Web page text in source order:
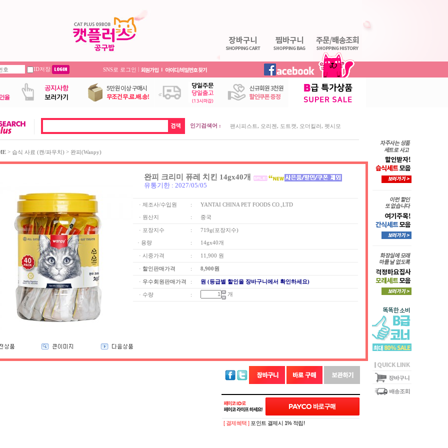
ID저장 SNS로 로그인 |
인기검색어 : 팬시피스트 오리젠 도트캣 오더킬러 펫시모
> 습식 사료 (캔/파우치) > 완피(Wanpy)
완피 크리미 퓨레 치킨 14gx40개
유통기한 : 2027/05/05
· 제조사/수입원 : YANTAI CHINA PET FOODS CO.,LTD
· 원산지 : 중국
· 포장지수 : 719g(포장지수)
· 용량 : 14gx40개
· 시중가격 : 11,900 원
· 할인판매가격 : 8,900원
· 우수회원판매가격 : 원 (등급별 할인을 장바구니에서 확인하세요)
· 수량 : 개
[ 결제혜택 ] 포인트 결제시 1% 적립!